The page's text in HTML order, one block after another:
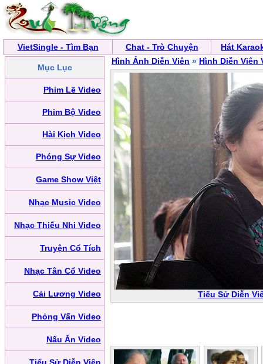
VietSingle - Tìm Bạn Chat - Trò Chuyện Hát
Mục Lục
Phim Lẽ Video
Phim Bộ Video
Hài Kịch Video
Phóng Sự Video
Game Show Việt
Nhạc Music Video
Nhạc Thiếu Nhi Video
Truyện Cổ Tích
Nhạc Tân Cổ Video
Cải Lương Video
Phỏng Vấn Video
Nấu Ăn Video
Hình Ảnh Diễn Viên » Hình Diễn Viên
Tiểu Sử Diễn